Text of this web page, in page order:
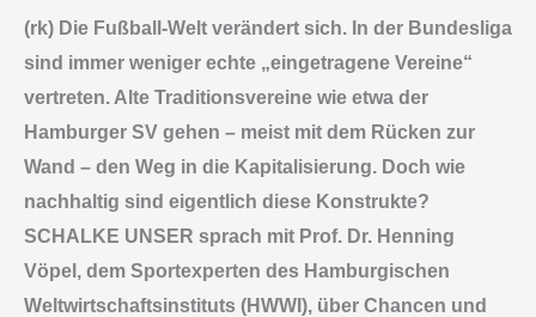
(rk) Die Fußball-Welt verändert sich. In der Bundesliga
sind immer weniger echte „eingetragene Vereine“
vertreten. Alte Traditionsvereine wie etwa der
Hamburger SV gehen – meist mit dem Rücken zur
Wand – den Weg in die Kapitalisierung. Doch wie
nachhaltig sind eigentlich diese Konstrukte?
SCHALKE UNSER sprach mit Prof. Dr. Henning
Vöpel, dem Sportexperten des Hamburgischen
Weltwirtschaftsinstituts (HWWI), über Chancen und